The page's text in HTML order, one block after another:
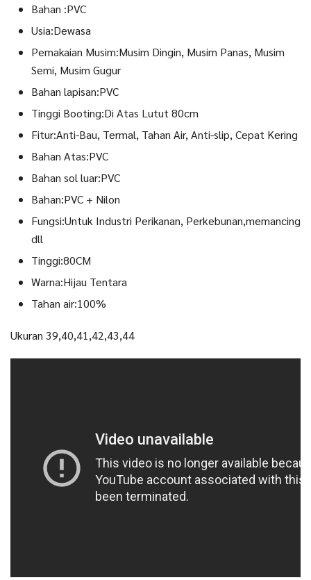
Bahan :PVC
Usia:Dewasa
Pemakaian Musim:Musim Dingin, Musim Panas, Musim
Semi, Musim Gugur
Bahan lapisan:PVC
Tinggi Booting:Di Atas Lutut 80cm
Fitur:Anti-Bau, Termal, Tahan Air, Anti-slip, Cepat Kering
Bahan Atas:PVC
Bahan sol luar:PVC
Bahan:PVC + Nilon
Fungsi:Untuk Industri Perikanan, Perkebunan,memancing
dll
Tinggi:80CM
Warna:Hijau Tentara
Tahan air:100%
Ukuran 39,40,41,42,43,44